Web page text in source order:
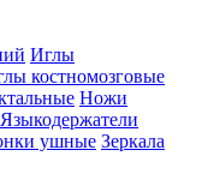
Иглы
костномозговые
Ножи
Языкодержатели
ушные Зеркала